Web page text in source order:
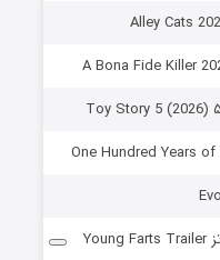
دانلود مستند قطعات تریلر یانگ فارتز Young Farts Trailer